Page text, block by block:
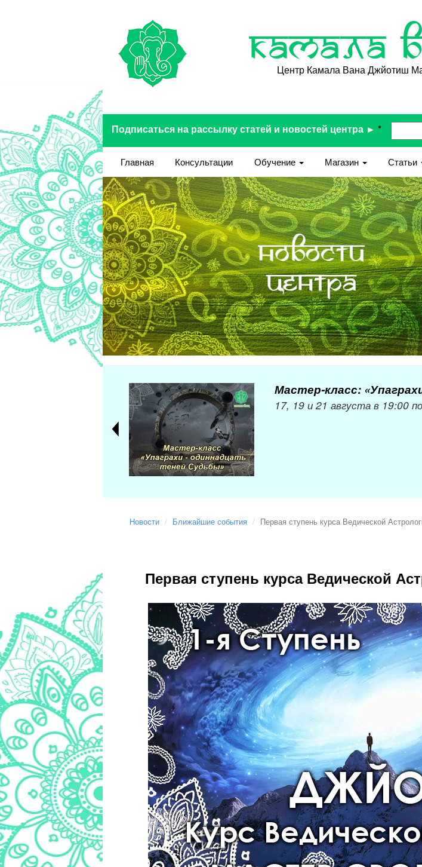
Камала
Центр Камала Вана Джйотиш
Подписаться на рассылку статей и новостей центра ► *
Главная Консультации Обучение Магазин Статьи
Мастер-класс:
17, 19 и 21 августа в 19:00
Новости Ближайшие события Первая ступень курса Ведической
Первая ступень курса Ведической